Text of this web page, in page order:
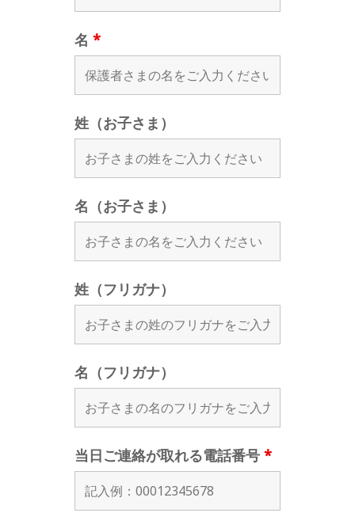
名 *
姓（お子さま）
名（お子さま）
姓（フリガナ）
名（フリガナ）
当日ご連絡が取れる電話番号 *